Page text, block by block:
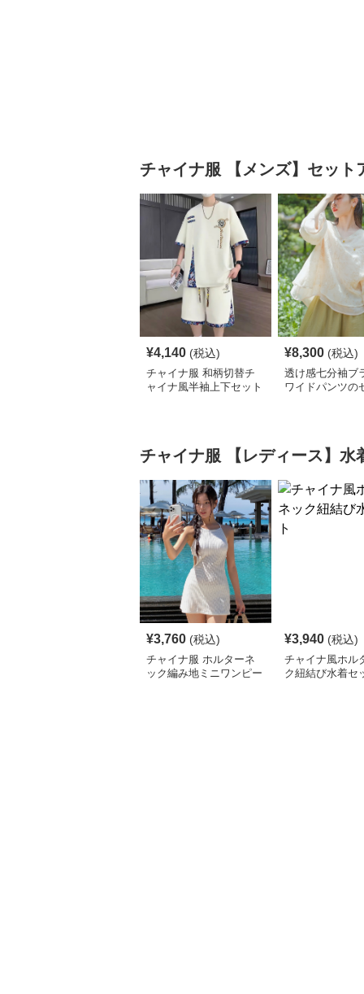
チャイナ服 【メンズ】セット
¥4,140 (税込)
チャイナ服 和柄切替チ
ャイナ風半袖上下セット
¥8,300 (税込)
透け感七分袖ブ
ワイドパンツの
チャイナ服 【レディース】水
¥3,760 (税込)
チャイナ服 ホルターネ
ック編み地ミニワンピー
¥3,940 (税込)
チャイナ風ホル
ク紐結び水着セ